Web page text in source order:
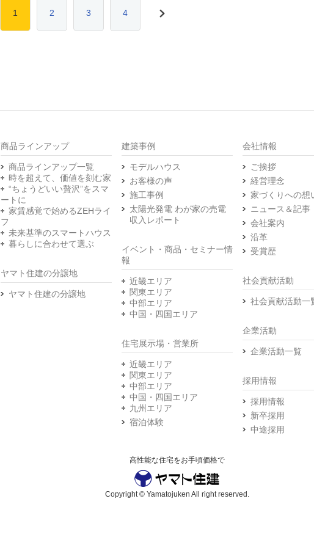
1 2 3 4 >
商品ラインアップ
商品ラインアップ一覧
時を超えて、価値を刻む家
“ちょうどいい贅沢”をスマ
ートに
家賃感覚で始めるZEHライ
フ
未来基準のスマートハウス
暮らしに合わせて選ぶ
ヤマト住建の分譲地
ヤマト住建の分譲地
建築事例
モデルハウス
お客様の声
施工事例
太陽光発電 わが家の売電
収入レポート
イベント・商品・セミナー情
報
近畿エリア
関東エリア
中部エリア
中国・四国エリア
住宅展示場・営業所
近畿エリア
関東エリア
中部エリア
中国・四国エリア
九州エリア
宿泊体験
会社情報
ご挨拶
経営理念
家づくりへの想
ニュース＆記事
会社案内
沿革
受賞歴
社会貢献活動
社会貢献活動一
企業活動
企業活動一覧
採用情報
採用情報
新卒採用
中途採用
高性能な住宅をお手頃価格で
Copyright © Yamatojuken All right reserved.